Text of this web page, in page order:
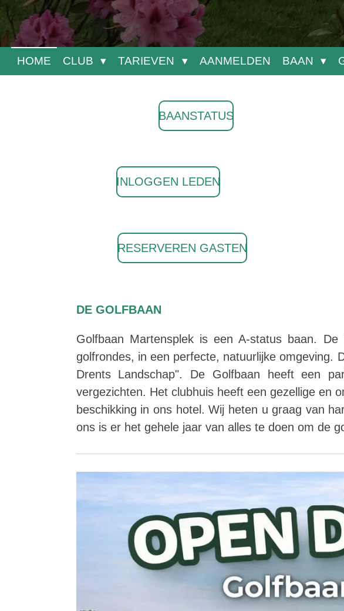
HOME CLUB TARIEVEN AANMELDEN BAAN
BAANSTATUS
INLOGGEN LEDEN
RESERVEREN GASTEN
DE GOLFBAAN
Golfbaan Martensplek is een A-status baan.
golfrondes, in een perfecte, natuurlijke omgeving.
Drents Landschap". De Golfbaan heeft een
vergezichten. Het clubhuis heeft een gezellige en
beschikking in ons hotel. Wij heten u graag van
ons is er het gehele jaar van alles te doen om de